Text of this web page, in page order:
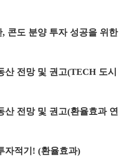
콘도 분양 투자 성공을 위한
산 전망 및 권고(TECH 도시
산 전망 및 권고(환율효과 연
자적기! (환율효과)